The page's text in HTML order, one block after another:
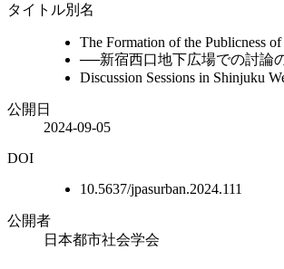
タイトル別名
The Formation of the Publicness
──新宿西口地下広場での討論
Discussion Sessions in Shinjuku
公開日
2024-09-05
DOI
10.5637/jpasurban.2024.111
公開者
日本都市社会学会